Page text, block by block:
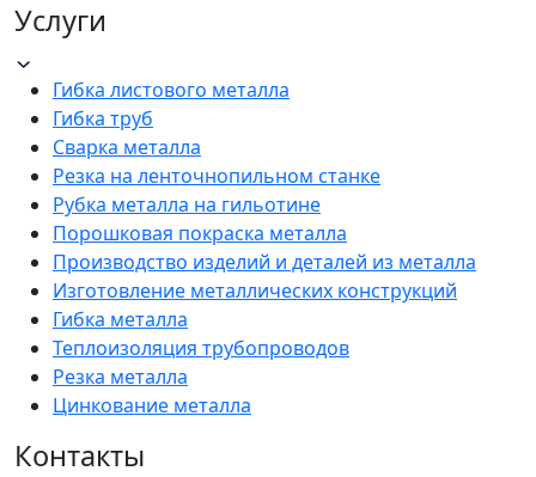
Услуги
Гибка листового металла
Гибка труб
Сварка металла
Резка на ленточнопильном станке
Рубка металла на гильотине
Порошковая покраска металла
Производство изделий и деталей из металла
Изготовление металлических конструкций
Гибка металла
Теплоизоляция трубопроводов
Резка металла
Цинкование металла
Контакты